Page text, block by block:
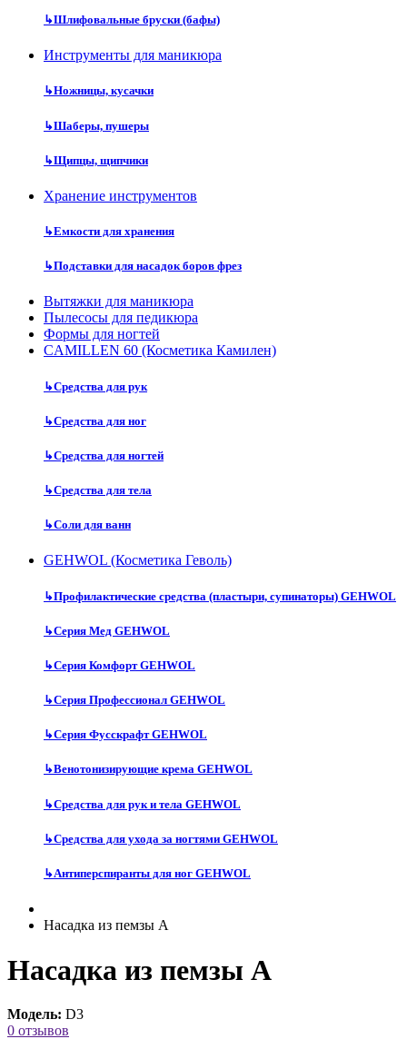
↳Шлифовальные бруски (бафы)
Инструменты для маникюра
↳Ножницы, кусачки
↳Шаберы, пушеры
↳Щипцы, щипчики
Хранение инструментов
↳Емкости для хранения
↳Подставки для насадок боров фрез
Вытяжки для маникюра
Пылесосы для педикюра
Формы для ногтей
CAMILLEN 60 (Косметика Камилен)
↳Средства для рук
↳Средства для ног
↳Средства для ногтей
↳Средства для тела
↳Соли для ванн
GEHWOL (Косметика Геволь)
↳Профилактические средства (пластыри, супинаторы) GEHWOL
↳Серия Мед GEHWOL
↳Серия Комфорт GEHWOL
↳Серия Профессионал GEHWOL
↳Серия Фусскрафт GEHWOL
↳Венотонизирующие крема GEHWOL
↳Средства для рук и тела GEHWOL
↳Средства для ухода за ногтями GEHWOL
↳Антиперспиранты для ног GEHWOL
Насадка из пемзы A
Насадка из пемзы A
Модель: D3
0 отзывов